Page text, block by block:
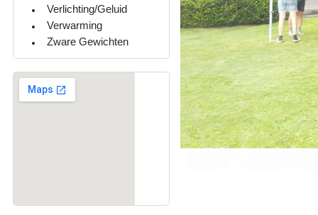
Verlichting/Geluid
Verwarming
Zware Gewichten